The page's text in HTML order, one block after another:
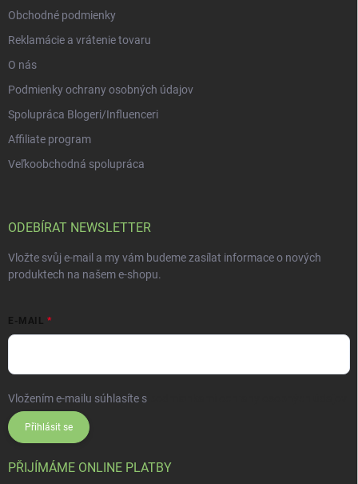
Obchodné podmienky
Reklamácie a vrátenie tovaru
O nás
Podmienky ochrany osobných údajov
Spolupráca Blogeri/Influenceri
Affiliate program
Veľkoobchodná spolupráca
ODEBÍRAT NEWSLETTER
Vložte svůj e-mail a my vám budeme zasílat informace o nových
produktech na našem e-shopu.
E-MAIL
Vložením e-mailu súhlasíte s
Přihlásit se
PŘIJÍMÁME ONLINE PLATBY